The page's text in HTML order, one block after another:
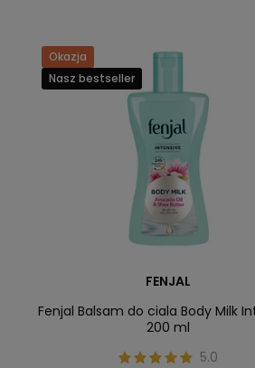
Okazja
Nasz bestseller
FENJAL
Fenjal Balsam do ciala Body Milk
200 ml
5.0